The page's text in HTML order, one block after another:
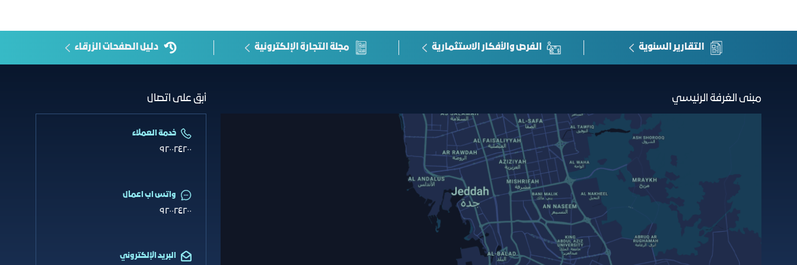
التقارير السنوية الفرص والأفكار الاستثمارية مجلة التجارة الإلكترونية دليل الصفحات الزرقاء
مبنى الغرفة الرئيسي أبق على اتصال
خدمة العملاء
٩٢٠٠٢٤٢٠٠
واتس اب اعمال
٩٢٠٠٢٤٢٠٠
البريد الإلكتروني